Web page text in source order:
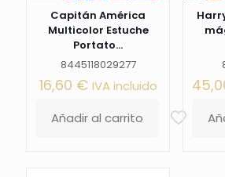
Capitán América
Multicolor Estuche
Portato...
8445118029277
16,60 € IVA incluido
Añadir al carrito